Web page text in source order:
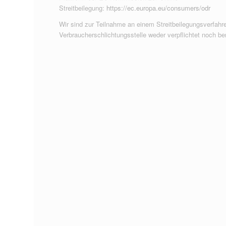
Streitbeilegung: https://ec.europa.eu/consumers/odr
Wir sind zur Teilnahme an einem
Verbraucherschlichtungsstelle weder verpflichtet noch